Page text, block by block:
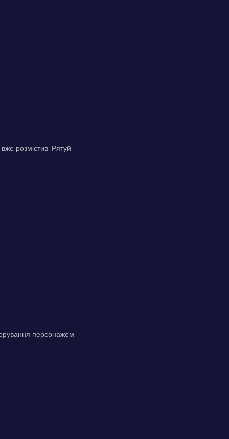
розмістив. Рятуй
персонажем.